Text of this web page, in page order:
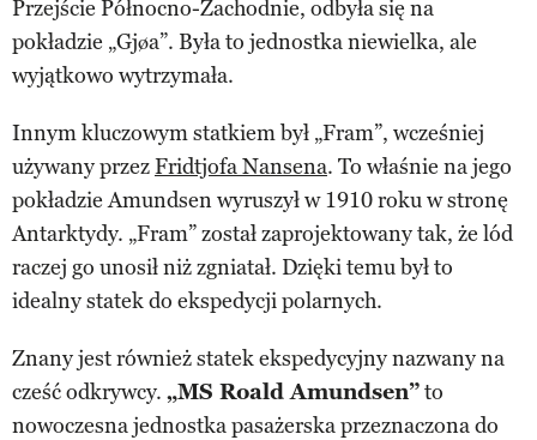
Przejście Północno-Zachodnie, odbyła się na
pokładzie „Gjøa”. Była to jednostka niewielka, ale
wyjątkowo wytrzymała.
Innym kluczowym statkiem był „Fram”, wcześniej
używany przezFridtjofa Nansena. To właśnie na jego
pokładzie Amundsen wyruszył w 1910 roku w stronę
Antarktydy. „Fram” został zaprojektowany tak, że lód
raczej go unosił niż zgniatał. Dzięki temu był to
idealny statek do ekspedycji polarnych.
Znany jest również statek ekspedycyjny nazwany na
cześć odkrywcy. „MS Roald Amundsen”to
nowoczesna jednostka pasażerska przeznaczona do